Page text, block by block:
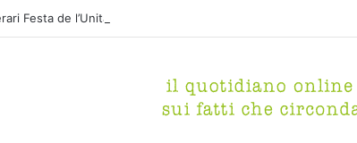
Festa de l’Unità Certaldo